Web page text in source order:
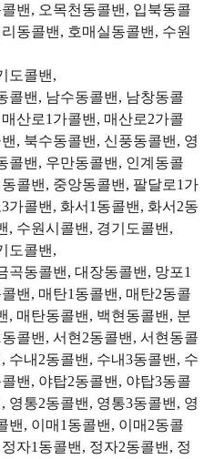
밴, 오목천동콜밴, 입북동콜
동콜밴, 호매실동콜밴, 수원
도콜밴,
콜밴, 남수동콜밴, 남창동콜
산로1가콜밴, 매산로2가콜
, 북수동콜밴, 신풍동콜밴, 영
콜밴, 우만동콜밴, 인계동콜
콜밴, 중앙동콜밴, 팔달로1가
가콜밴, 화서1동콜밴, 화서2동
, 수원시콜밴, 경기도콜밴,
도콜밴,
곡동콜밴, 대장동콜밴, 망포1
밴, 매탄1동콜밴, 매탄2동콜
, 매탄동콜밴, 백현동콜밴, 분
콜밴, 서현2동콜밴, 서현동콜
수내2동콜밴, 수내3동콜밴, 수
밴, 야탑2동콜밴, 야탑3동콜
영통2동콜밴, 영통3동콜밴, 영
밴, 이매1동콜밴, 이매2동콜
자1동콜밴, 정자2동콜밴, 정